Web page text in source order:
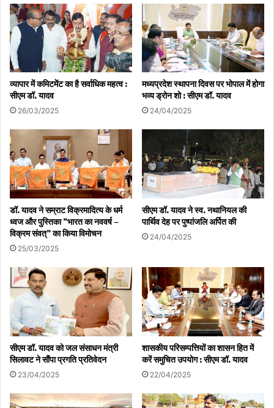
अडाणी समूह का वक्तव्य:
अडाणी समूह के निदेशक जीत अडाणी ने कार्यक्रम में कहा कि मध्य प्रदेश देश की
सबसे मजबूत ‘ग्रोथ स्टोरी’ बनकर उभरा है। यह नई फैसिलिटी देश की सुरक्षा को
अभूतपूर्व मजबूती प्रदान करेगी।
इस गरिमामयी कार्यक्रम में ऊर्जा मंत्री प्रद्युम्न सिंह तोमर, स्थानीय विधायकों सहित
उपस्थित थे।
व्यापार में कमिटमेंट का है सर्वाधिक महत्व :
सीएम डॉ. यादव
26/03/2025
मध्यप्रदेश स्थापना दिवस पर भोपाल में होगा
भव्य ड्रोन शो : सीएम डॉ. यादव
24/04/2025
डॉ. यादव ने सम्राट विक्रमादित्य के धर्म
ध्वज और पुस्तिका “भारत का नववर्ष –
विक्रम संवत्” का किया विमोचन
25/03/2025
सीएम डॉ. यादव ने स्व. नथानियल की
पार्थिव देह पर पुष्पांजलि अर्पित की
24/04/2025
सीएम डॉ. यादव को जल संसाधन मंत्री
सिलावट ने सौंपा प्रगति प्रतिवेदन
23/04/2025
शासकीय परिसम्पत्तियों का शासन हित में
करें समुचित उपयोग : सीएम डॉ. यादव
22/04/2025